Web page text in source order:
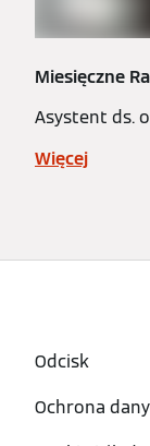
Miesięczne
Asystent ds.
Więcej
Odcisk
Ochrona